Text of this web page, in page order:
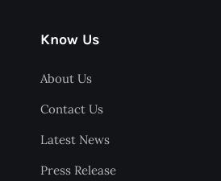
Know Us
About Us
Contact Us
Latest News
Press Release